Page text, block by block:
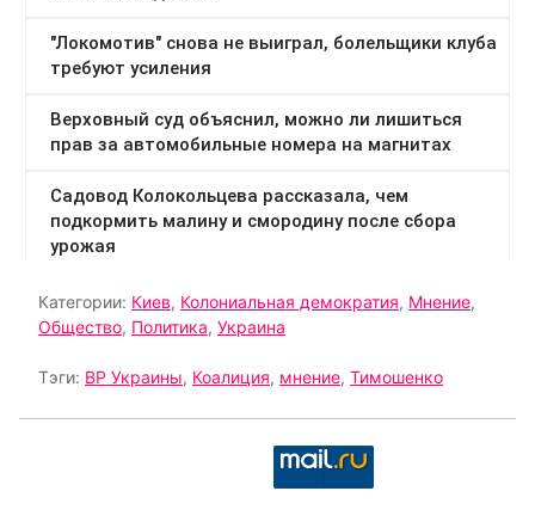
Категории: Киев, Колониальная демократия, Мнение,
Общество, Политика, Украина
Тэги: ВР Украины, Коалиция, мнение, Тимошенко